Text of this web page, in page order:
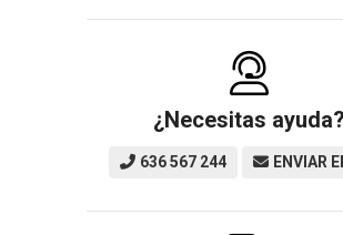
¿Necesitas ayuda?
636 567 244 ENVIAR